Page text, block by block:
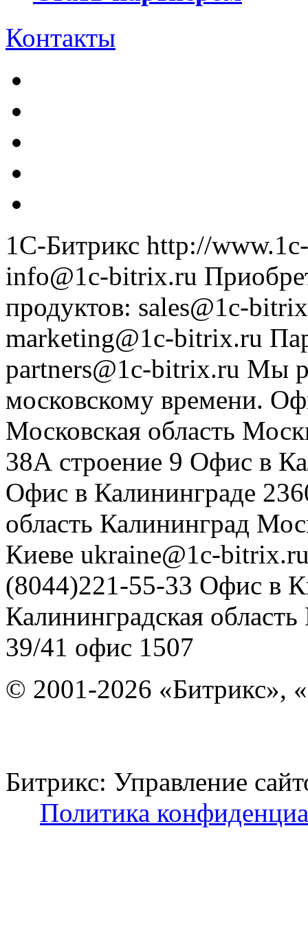
Контакты
1С-Битрикс http://
info@1c-bitrix.ru
продуктов: sales@1c-
marketing@1c-bitrix.ru
partners@1c-bitrix.ru Мы
московскому времени.
Московская область
38А строение 9 Офис в
Офис в Калининграде
область Калининград
Киеве ukraine@1c-
(8044)221-55-33 Офис в
Калининградская область
39/41 офис 1507
© 2001-2026 «Битрикс»,
Битрикс: Управление
Политика